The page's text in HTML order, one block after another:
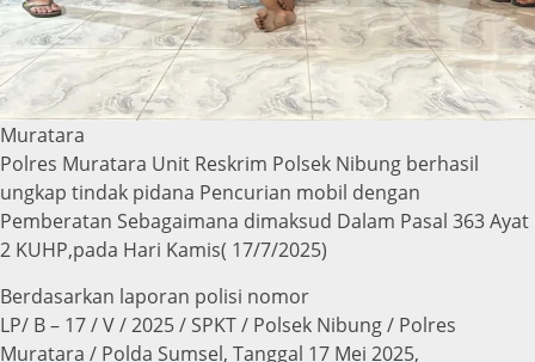
Muratara
Polres Muratara Unit Reskrim Polsek Nibung berhasil
ungkap tindak pidana Pencurian mobil dengan
Pemberatan Sebagaimana dimaksud Dalam Pasal 363 Ayat
2 KUHP,pada Hari Kamis( 17/7/2025)
Berdasarkan laporan polisi nomor
LP/ B – 17 / V / 2025 / SPKT / Polsek Nibung / Polres
Muratara / Polda Sumsel, Tanggal 17 Mei 2025,